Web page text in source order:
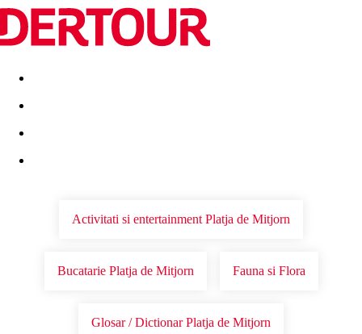
Destinatii Vacanta perfecta OFERTE DE NERATAT
Activitati si entertainment Platja de Mitjorn
Bucatarie Platja de Mitjorn Fauna si Flora
Glosar / Dictionar Platja de Mitjorn